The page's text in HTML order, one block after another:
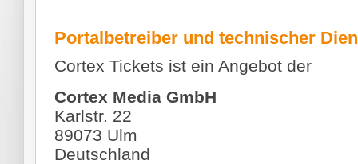
Portalbetreiber und technischer
Cortex Tickets ist ein Angebot der
Cortex Media GmbH
Karlstr. 22
89073 Ulm
Deutschland